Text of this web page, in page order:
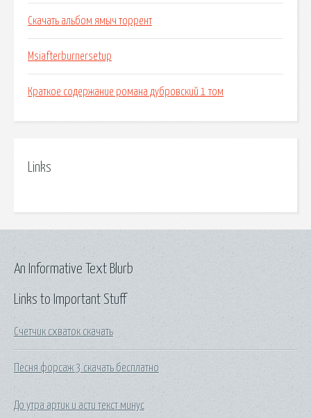
Скачать альбом ямыч торрент
Msiafterburnersetup
Краткое содержание романа дубровский 1 том
Links
Links to Important Stuff
Счетчик схваток скачать
Песня форсаж 3 скачать бесплатно
До утра артик и асти текст минус
An Informative Text Blurb